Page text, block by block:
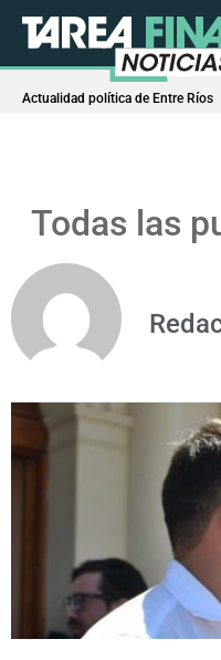
Actualidad política de Entre Ríos
Todas las